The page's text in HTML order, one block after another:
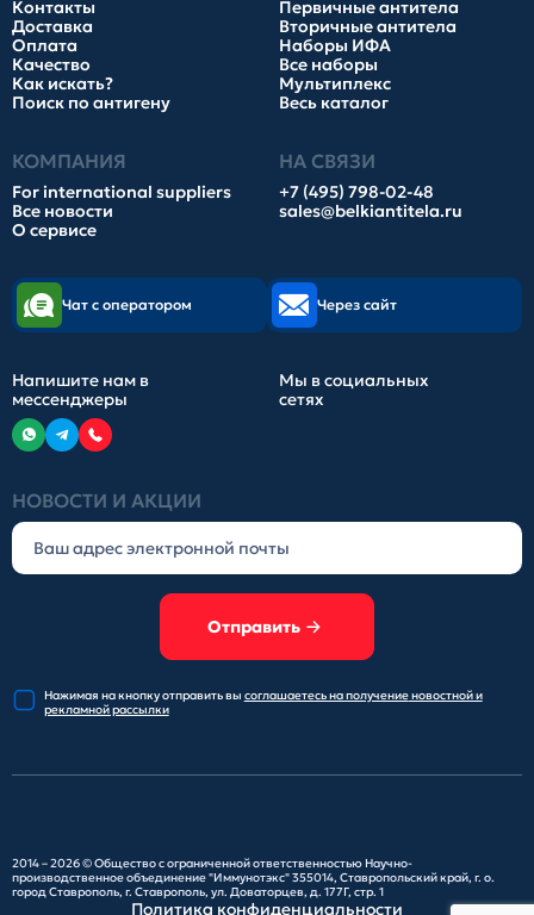
Контакты
Доставка
Оплата
Качество
Как искать?
Поиск по антигену
Первичные антитела
Вторичные антитела
Наборы ИФА
Все наборы
Мультиплекс
Весь каталог
КОМПАНИЯ
For international suppliers
Все новости
О сервисе
НА СВЯЗИ
+7 (495) 798-02-48
sales@belkiantitela.ru
НОВОСТИ И АКЦИИ
Отправить
Нажимая на кнопку отправитьвы соглашаетесь на получениеновостной и
рекламной рассылки
Чат с оператором Через сайт
Напишите нам в
мессенджеры
Мы в социальных
сетях
2014 – 2026 ©Общество с ограниченной ответственностью Научно-
производственное объединение "Иммунотэкс"355014, Ставропольский край, г. о.
город Ставрополь, г. Ставрополь, ул. Доваторцев, д. 177Г, стр. 1
Политика конфиденциальности